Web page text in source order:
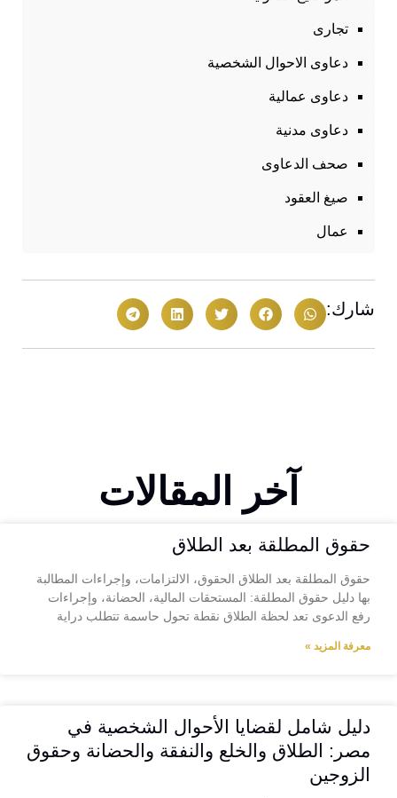
تجارى
دعاوى الاحوال الشخصية
دعاوى عمالية
دعاوى مدنية
صحف الدعاوى
صيغ العقود
عمال
شارك:
آخر المقالات
حقوق المطلقة بعد الطلاق
حقوق المطلقة بعد الطلاق الحقوق، الالتزامات، وإجراءات المطالبة
بها دليل حقوق المطلقة: المستحقات المالية، الحضانة، وإجراءات
رفع الدعوى تعد لحظة الطلاق نقطة تحول حاسمة تتطلب دراية
معرفة المزيد »
دليل شامل لقضايا الأحوال الشخصية في
مصر: الطلاق والخلع والنفقة والحضانة وحقوق
الزوجين